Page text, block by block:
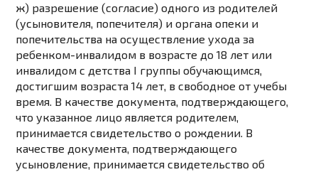
ж) разрешение (согласие) одного из родителей
(усыновителя, попечителя) и органа опеки и
попечительства на осуществление ухода за
ребенком-инвалидом в возрасте до 18 лет или
инвалидом с детства I группы обучающимся,
достигшим возраста 14 лет, в свободное от учебы
время. В качестве документа, подтверждающего,
что указанное лицо является родителем,
принимается свидетельство о рождении. В
качестве документа, подтверждающего
усыновление, принимается свидетельство об